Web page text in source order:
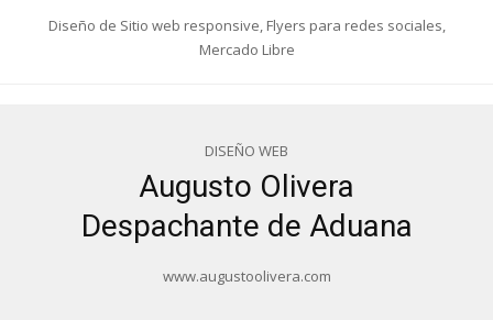
Diseño de Sitio web responsive, Flyers para redes sociales,
Mercado Libre
DISEÑO WEB
Augusto Olivera
Despachante de Aduana
www.augustoolivera.com